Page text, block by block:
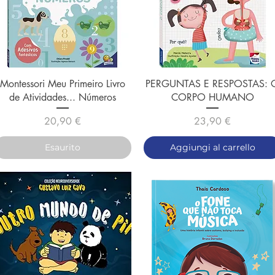
Vista rapida
Montessori Meu Primeiro Livro
de Atividades... Números
Prezzo
20,90 €
Esaurito
Vista rapida
PERGUNTAS E RESPOSTAS:
CORPO HUMANO
Prezzo
23,90 €
Aggiungi al carrello